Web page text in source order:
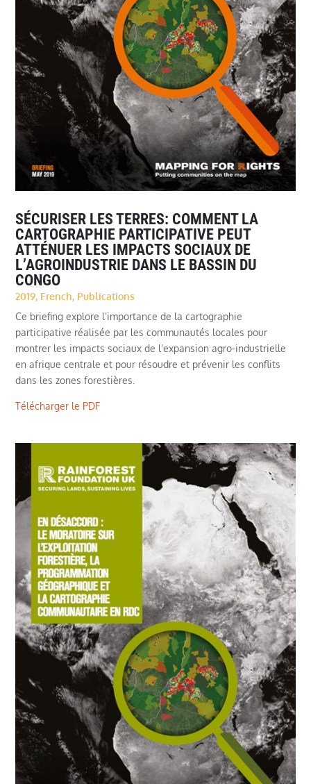
SÉCURISER LES TERRES: COMMENT LA
CARTOGRAPHIE PARTICIPATIVE PEUT
ATTÉNUER LES IMPACTS SOCIAUX DE
L’AGROINDUSTRIE DANS LE BASSIN DU
CONGO
2019, French, Publications
Ce briefing explore l’importance de la cartographie
participative réalisée par les communautés locales pour
montrer les impacts sociaux de l’expansion agro-industrielle
en afrique centrale et pour résoudre et prévenir les conflits
dans les zones forestières.
Télécharger le PDF